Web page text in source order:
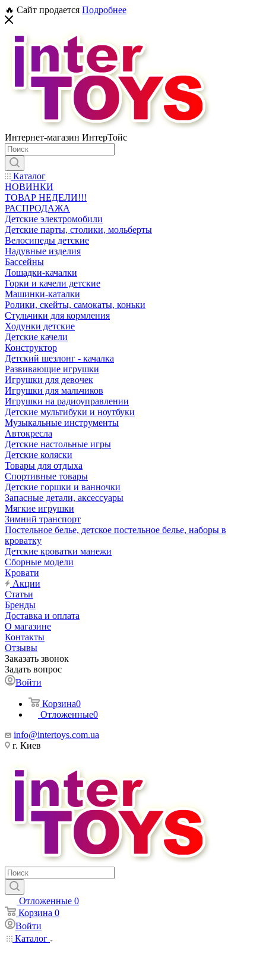
🔥 Сайт продается Подробнее
Интернет-магазин ИнтерТойс
Каталог
НОВИНКИ
ТОВАР НЕДЕЛИ!!!
РАСПРОДАЖА
Детские электромобили
Детские парты, столики, мольберты
Велосипеды детские
Надувные изделия
Бассейны
Лошадки-качалки
Горки и качели детские
Машинки-каталки
Ролики, скейты, самокаты, коньки
Стульчики для кормления
Ходунки детские
Детские качели
Конструктор
Детский шезлонг - качалка
Развивающие игрушки
Игрушки для девочек
Игрушки для мальчиков
Игрушки на радиоуправлении
Детские мультибуки и ноутбуки
Музыкальные инструменты
Автокресла
Детские настольные игры
Детские коляски
Товары для отдыха
Спортивные товары
Детские горшки и ванночки
Запасные детали, аксессуары
Мягкие игрушки
Зимний транспорт
Постельное белье, детское постельное белье, наборы в
кроватку
Детские кроватки манежи
Сборные модели
Кровати
Акции
Статьи
Бренды
Доставка и оплата
О магазине
Контакты
Отзывы
Заказать звонок
Задать вопрос
Войти
Корзина0
Отложенные0
info@intertoys.com.ua
г. Киев
Отложенные 0
Корзина 0
Войти
Каталог